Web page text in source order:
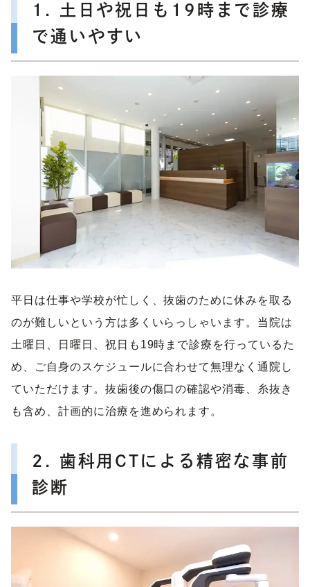
1. 土日や祝日も19時まで診療
で通いやすい
平日は仕事や学校が忙しく、抜歯のために休みを取る
のが難しいという方は多くいらっしゃいます。当院は
土曜日、日曜日、祝日も19時まで診療を行っているた
め、ご自身のスケジュールに合わせて無理なく通院し
ていただけます。抜歯後の傷口の確認や消毒、糸抜き
も含め、計画的に治療を進められます。
2. 歯科用CTによる精密な事前
診断